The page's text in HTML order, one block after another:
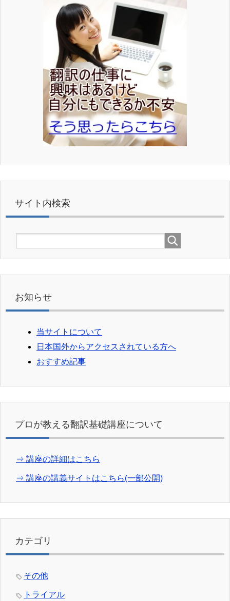
サイト内検索
お知らせ
当サイトについて
日本国外からアクセスされている方へ
おすすめ記事
プロが教える翻訳基礎講座について
⇒ 講座の詳細はこちら
⇒ 講座の講義サイトはこちら(一部公開)
カテゴリ
その他
トライアル